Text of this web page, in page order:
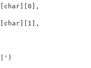
[ char][0 ],
[ char][ 1 ],
' )